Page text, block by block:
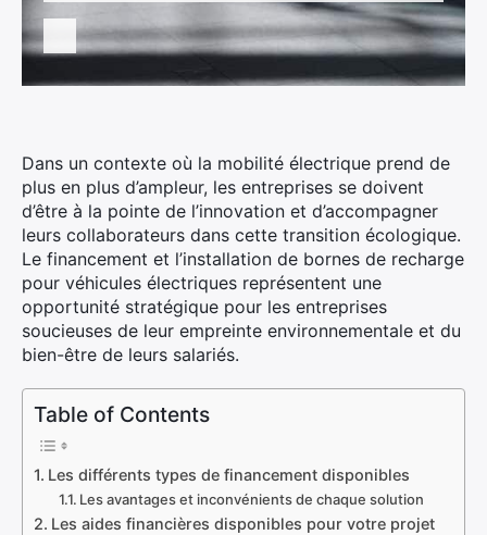
Dans un contexte où la mobilité électrique prend de
plus en plus d’ampleur, les entreprises se doivent
d’être à la pointe de l’innovation et d’accompagner
leurs collaborateurs dans cette transition écologique.
Le financement et l’installation de bornes de recharge
pour véhicules électriques représentent une
opportunité stratégique pour les entreprises
soucieuses de leur empreinte environnementale et du
bien-être de leurs salariés.
Table of Contents
Les différents types de financement disponibles
Les avantages et inconvénients de chaque solution
Les aides financières disponibles pour votre projet